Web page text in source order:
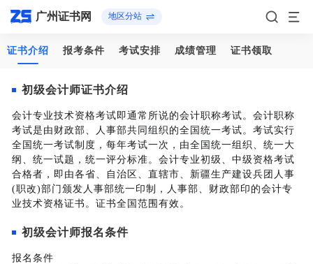
广州证书网 地区分站
证书介绍 报考条件 考试安排 成绩管理 证书领取
初级会计师证书介绍
会计专业技术资格考试即通常所说的会计职称考试。会计职称
考试是由财政部、人事部共同组织的全国统一考试。考试实行
全国统一考试制度，每年考试一次，由全国统一组织、统一大
纲、统一试题，统一评分标准。会计专业初级、中级资格考试
合格者，即由各省、自治区、直辖市、新疆生产建设兵团人事
(职改)部门颁发人事部统一印制，人事部、财政部印的会计专
业技术资格证书。证书全国范围有效。
初级会计师报名条件
报名条件